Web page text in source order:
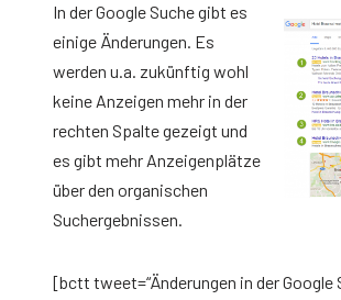
In der Google Suche gibt es
einige Änderungen. Es
werden u.a. zukünftig wohl
keine Anzeigen mehr in der
rechten Spalte gezeigt und
es gibt mehr Anzeigenplätze
über den organischen
Suchergebnissen.
[bctt tweet=“Änderungen in der Google